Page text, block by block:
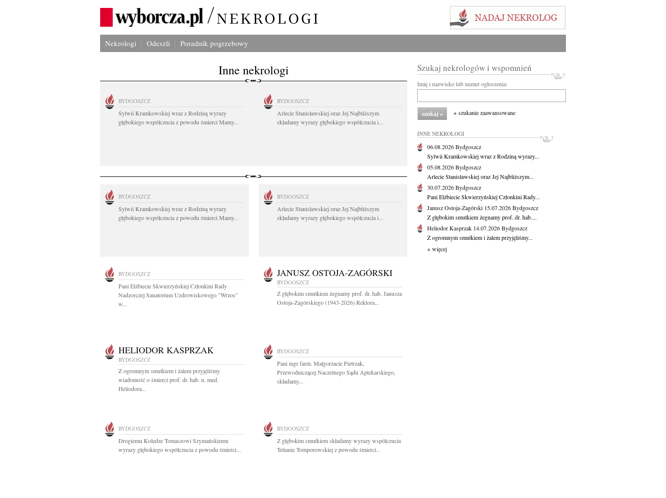
Nekrologi Odeszli Poradnik pogrzebowy
Inne nekrologi
BYDGOSZCZ
Sylwii Kramkowskiej wraz z Rodziną wyrazy
głębokiego współczucia z powodu śmierci Mamy...
BYDGOSZCZ
Arlecie Stanisławskiej oraz Jej Najbliższym
składamy wyrazy głębokiego współczucia i...
BYDGOSZCZ
Sylwii Kramkowskiej wraz z Rodziną wyrazy
głębokiego współczucia z powodu śmierci Mamy...
BYDGOSZCZ
Arlecie Stanisławskiej oraz Jej Najbliższym
składamy wyrazy głębokiego współczucia i...
BYDGOSZCZ
Pani Elżbiecie Skwierzyńskiej Członkini Rady
Nadzorczej Sanatorium Uzdrowiskowego "Wrzos"
w...
JANUSZ OSTOJA-ZAGÓRSKI
BYDGOSZCZ
Z głębokim smutkiem żegnamy prof. dr. hab. Janusza
Ostoja-Zagórskiego (1943-2026) Rektora...
HELIODOR KASPRZAK
BYDGOSZCZ
Z ogromnym smutkiem i żalem przyjęliśmy
wiadomość o śmierci prof. dr. hab. n. med.
Heliodora...
BYDGOSZCZ
Pani mgr farm. Małgorzacie Pietrzak,
Przewodniczącej Naczelnego Sądu Aptekarskiego,
składamy...
BYDGOSZCZ
Drogiemu Koledze Tomaszowi Szymańskiemu
wyrazy głębokiego współczucia z powodu śmierci...
BYDGOSZCZ
Z głębokim smutkiem składamy wyrazy współczucia
Tetianie Tomporowskiej z powodu śmierci...
Szukaj nekrologów i wspomnień
Imię i nazwisko lub numer ogłoszenia:
+ szukanie zaawansowane
INNE NEKROLOGI
06.08.2026Bydgoszcz
Sylwii Kramkowskiej wraz z Rodziną wyrazy...
05.08.2026Bydgoszcz
Arlecie Stanisławskiej oraz Jej Najbliższym...
30.07.2026Bydgoszcz
Pani Elżbiecie Skwierzyńskiej Członkini Rady...
Janusz Ostoja-Zagórski 15.07.2026Bydgoszcz
Z głębokim smutkiem żegnamy prof. dr. hab....
Heliodor Kasprzak 14.07.2026Bydgoszcz
Z ogromnym smutkiem i żalem przyjęliśmy...
+ więcej